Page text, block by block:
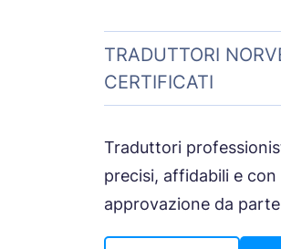
TRADUTTORI
CERTIFICATI
Traduttori
precisi, affidabili e
approvazione da parte